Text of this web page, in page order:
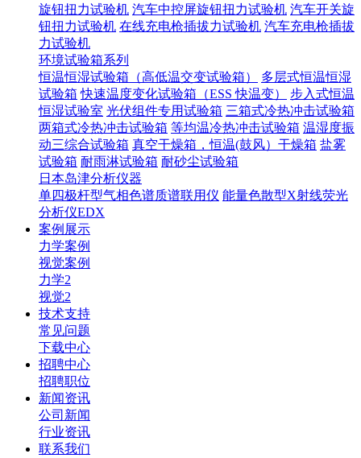
旋钮扭力试验机 汽车中控屏旋钮扭力试验机 汽车开关旋
钮扭力试验机 在线充电枪插拔力试验机 汽车充电枪插拔
力试验机
环境试验箱系列
恒温恒湿试验箱（高低温交变试验箱）
多层式恒温恒湿
试验箱 快速温度变化试验箱（ESS 快温变）
步入式恒温
恒湿试验室 光伏组件专用试验箱 三箱式冷热冲击试验箱
两箱式冷热冲击试验箱 等均温冷热冲击试验箱 温湿度振
动三综合试验箱 真空干燥箱，恒温(鼓风）干燥箱 盐雾
试验箱 耐雨淋试验箱 耐砂尘试验箱
日本岛津分析仪器
单四极杆型气相色谱质谱联用仪 能量色散型X射线荧光
分析仪EDX
案例展示
力学案例
视觉案例
力学2
视觉2
技术支持
常见问题
下载中心
招聘中心
招聘职位
新闻资讯
公司新闻
行业资讯
联系我们